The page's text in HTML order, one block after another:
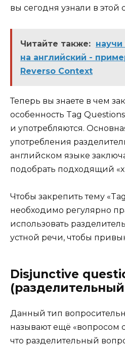
вы сегодня узнали в этой
Читайте также:
на английский -
Reverso Context
Теперь вы знаете в чем
особенность Tag
и употребляются.
употребления
английском языке
подобрать подходящий
Чтобы закрепить тему
необходимо регулярно
использовать
устной речи, чтобы
Disjunctive
Данный тип
называют ещё «вопросом
что разделительный